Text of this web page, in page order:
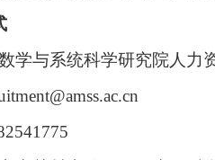
学与系统科学研究院人力